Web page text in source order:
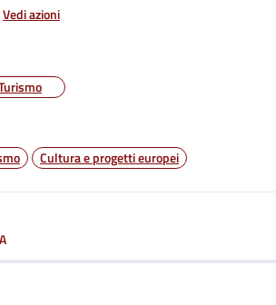
Vedi azioni
Cultura e progetti europei